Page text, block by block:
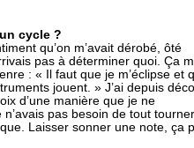
cycle ?
qu’on m’avait dérobé, ôté
pas à déterminer quoi. Ça
: « Il faut que je m’éclipse et
jouent. » J’ai depuis
d’une manière que je ne
pas besoin de tout
Laisser sonner une note, ça